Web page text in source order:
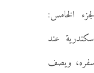
الخامس:
عند
سفره، ويصف